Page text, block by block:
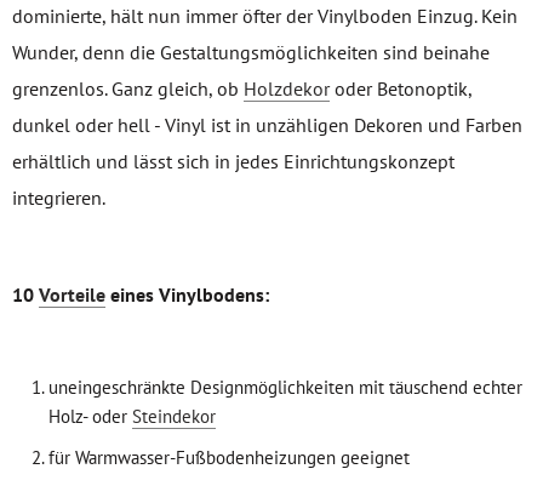
dominierte, hält nun immer öfter der Vinylboden Einzug. Kein
Wunder, denn die Gestaltungsmöglichkeiten sind beinahe
grenzenlos. Ganz gleich, ob Holzdekoroder Betonoptik,
dunkel oder hell - Vinyl ist in unzähligen Dekoren und Farben
erhältlich und lässt sich in jedes Einrichtungskonzept
integrieren.
10 Vorteile eines Vinylbodens:
uneingeschränkte Designmöglichkeiten mit täuschend echter
Holz- oder Steindekor
für Warmwasser-Fußbodenheizungen geeignet